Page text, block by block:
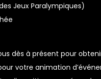
Jeux Paralympiques)
dès à présent pour
votre animation